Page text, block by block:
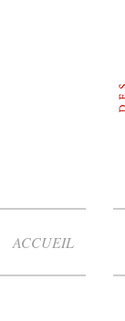
ACCUEIL